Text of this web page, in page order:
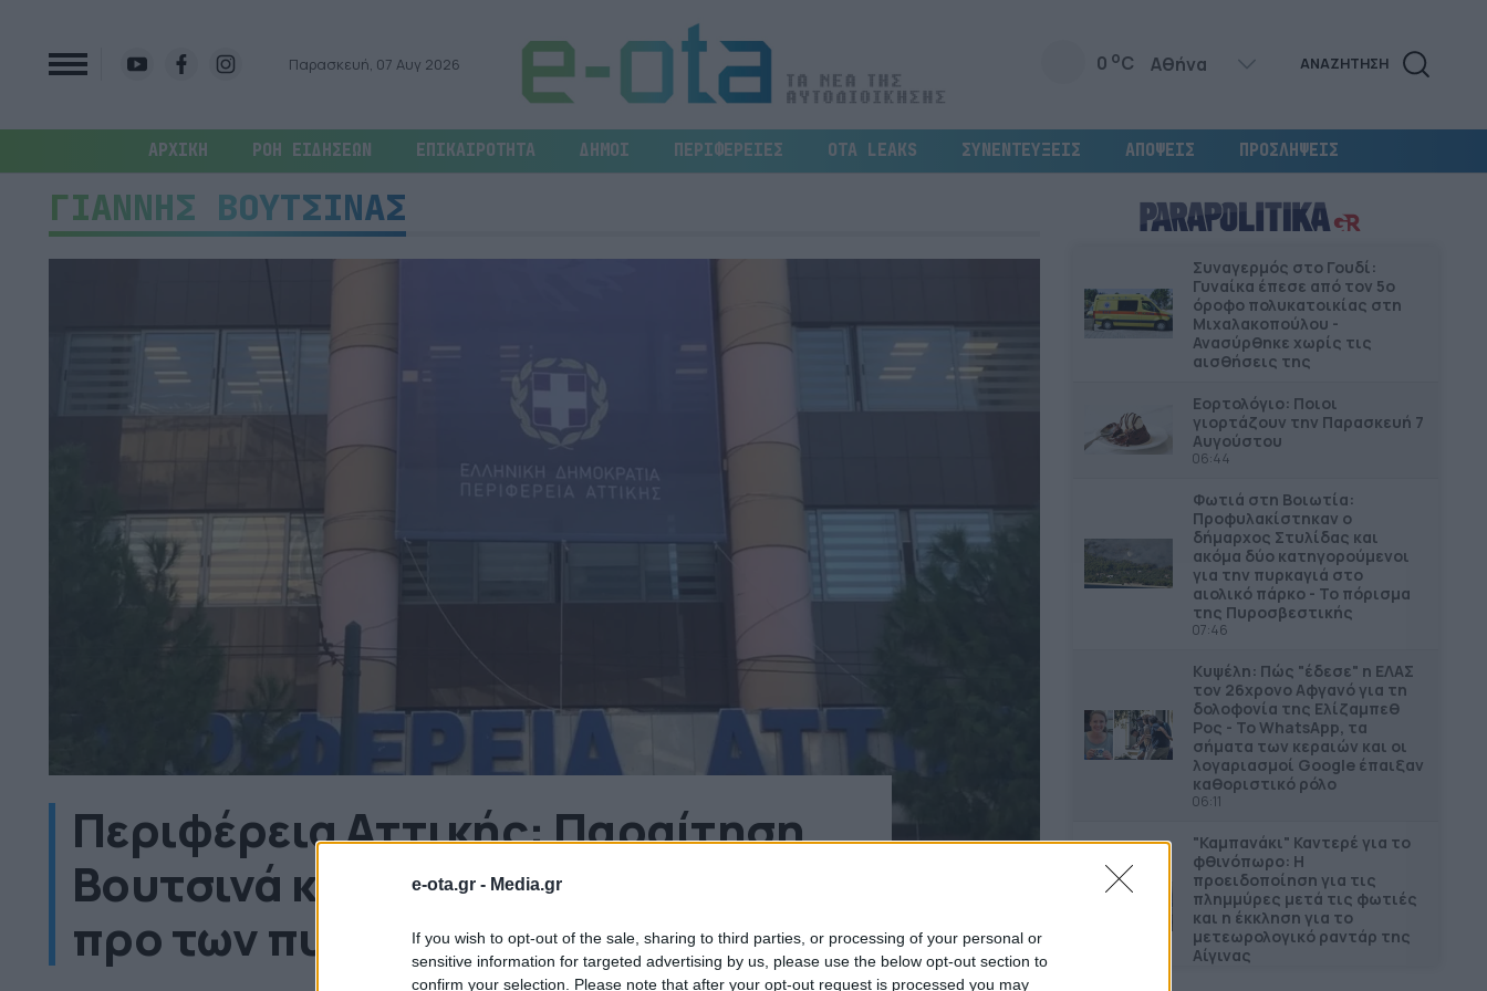
e-ota.gr - Media.gr
If you wish to opt-out of the sale, sharing to third parties, or processing of your personal or
sensitive information for targeted advertising by us, please use the below opt-out section to
confirm your selection. Please note that after your opt-out request is processed you may
Παρασκευή, 07 Αυγ 2026 0 oC ΑΝΑΖΗΤΗΣΗ
ΑΡΧΙΚΗ ΡΟΗ ΕΙΔΗΣΕΩΝ ΕΠΙΚΑΙΡΟΤΗΤΑ ΔΗΜΟΙ ΠΕΡΙΦΕΡΕΙΕΣ OTA LEAKS ΣΥΝΕΝΤΕΥΞΕΙΣ ΑΠΟΨΕΙΣ ΠΡΟΣΛΗΨΕΙΣ
ΓΙΑΝΝΗΣ ΒΟΥΤΣΙΝΑΣ
Περιφέρεια Αττικής: Παραίτηση
Βουτσινά και ανασχηματισμός…
προ των πυλών
Συναγερμός στο Γουδί:
Γυναίκα έπεσε από τον 5ο
όροφο πολυκατοικίας στη
Μιχαλακοπούλου -
Ανασύρθηκε χωρίς τις
αισθήσεις της
Εορτολόγιο: Ποιοι
γιορτάζουν την Παρασκευή 7
Αυγούστου
06:44
Φωτιά στη Βοιωτία:
Προφυλακίστηκαν ο
δήμαρχος Στυλίδας και
ακόμα δύο κατηγορούμενοι
για την πυρκαγιά στο
αιολικό πάρκο - Το πόρισμα
της Πυροσβεστικής
07:46
Κυψέλη: Πώς "έδεσε" η ΕΛΑΣ
τον 26χρονο Αφγανό για τη
δολοφονία της Ελίζαμπεθ
Ρος - Το WhatsApp, τα
σήματα των κεραιών και οι
λογαριασμοί Google έπαιξαν
καθοριστικό ρόλο
06:11
"Καμπανάκι" Καντερέ για το
φθινόπωρο: Η
προειδοποίηση για τις
πλημμύρες μετά τις φωτιές
και η έκκληση για το
μετεωρολογικό ραντάρ της
Αίγινας